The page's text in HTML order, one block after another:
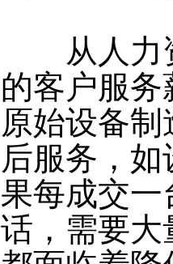
从人力资
的客户服
原始设备
后服务，
果每成交
话，需要